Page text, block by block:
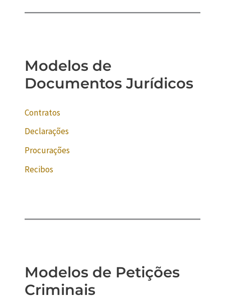
Modelos de
Documentos Jurídicos
Contratos
Declarações
Procurações
Recibos
Modelos de Petições
Criminais